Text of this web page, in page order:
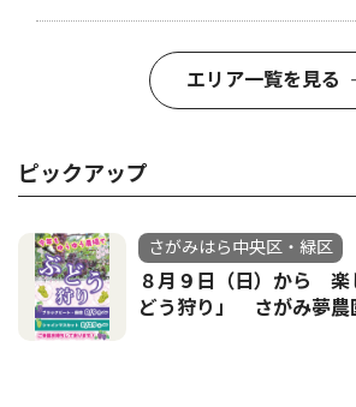
エリア一覧を見る
ピックアップ
さがみはら中央区・緑区
８月９日（日）から 楽
どう狩り」 さがみ夢農